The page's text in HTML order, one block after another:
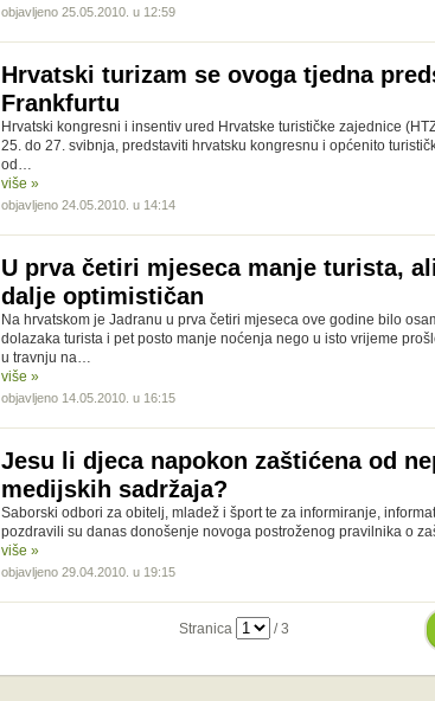
objavljeno 25.05.2010. u 12:59
Hrvatski turizam se ovoga tjedna
Frankfurtu
Hrvatski kongresni i insentiv ured Hrvatske turističke zajednice
25. do 27. svibnja, predstaviti hrvatsku kongresnu i općenito
od…
više »
objavljeno 24.05.2010. u 14:14
U prva četiri mjeseca manje turista,
dalje optimističan
Na hrvatskom je Jadranu u prva četiri mjeseca ove godine bilo
dolazaka turista i pet posto manje noćenja nego u isto vrijeme
u travnju na…
više »
objavljeno 14.05.2010. u 16:15
Jesu li djeca napokon zaštićena od
medijskih sadržaja?
Saborski odbori za obitelj, mladež i šport te za informiranje,
pozdravili su danas donošenje novoga postroženog pravilnika o
više »
objavljeno 29.04.2010. u 19:15
Stranica / 3